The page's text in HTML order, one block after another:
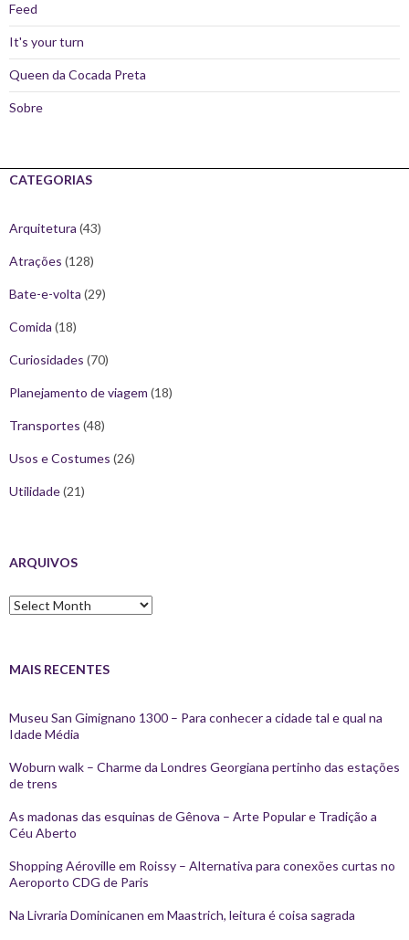
Feed
It's your turn
Queen da Cocada Preta
Sobre
CATEGORIAS
Arquitetura (43)
Atrações (128)
Bate-e-volta (29)
Comida (18)
Curiosidades (70)
Planejamento de viagem (18)
Transportes (48)
Usos e Costumes (26)
Utilidade(21)
ARQUIVOS
Arquivos
MAIS RECENTES
Museu San Gimignano 1300 – Para conhecer a cidade tal e qual na
Idade Média
Woburn walk – Charme da Londres Georgiana pertinho das estações
de trens
As madonas das esquinas de Gênova – Arte Popular e Tradição a
Céu Aberto
Shopping Aéroville em Roissy – Alternativa para conexões curtas no
Aeroporto CDG de Paris
Na Livraria Dominicanen em Maastrich, leitura é coisa sagrada